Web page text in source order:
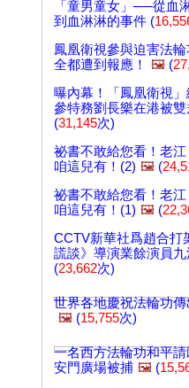
「童男童女」──從血
到血淋淋的事件 (
鳳凰衛視參與迫害法輪
全都遭到報應！
🖼️ (
曝內幕！「鳳凰衛視」
參特務劉長樂在港被雙
(31,145次)
祕書不敢給您看！老江
咱這兒有！(2) 🖼️ (
祕書不敢給您看！老江
咱這兒有！(1) 🖼️ (
CCTV新華社爲趙合打
謊談》導演業餘演員九
(23,662次)
世界各地慶祝法輪功
🖼️ (15,755次)
一名西方法輪功和平
安門廣場被捕 🖼️ (